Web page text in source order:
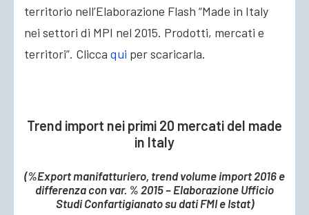
territorio nell’Elaborazione Flash “Made in Italy
nei settori di MPI nel 2015. Prodotti, mercati e
territori”. Clicca qui per scaricarla.
Trend import nei primi 20 mercati del made
in Italy
(%Export manifatturiero, trend volume import 2016 e
differenza con var. % 2015 – Elaborazione Ufficio
Studi Confartigianato su dati FMI e Istat)